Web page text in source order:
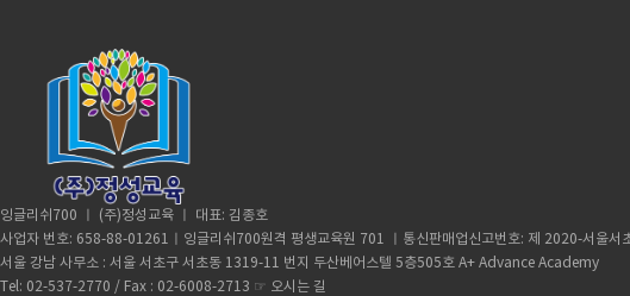
잉글리쉬700 ㅣ (주)정성교육 ㅣ 대표: 김종호
사업자 번호: 658-88-01261ㅣ잉글리쉬700원격 평생교육원 701 ㅣ통신판매업신고번호: 제 2020-서울서
서울 강남 사무소 : 서울 서초구 서초동 1319-11 번지 두산베어스텔 5층505호 A+ Advance Academy
Tel: 02-537-2770 / Fax : 02-6008-2713 ☞ 오시는 길